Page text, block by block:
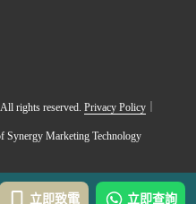
rights reserved. Privacy Policy
Synergy Marketing Technology
立即致電 立即查詢